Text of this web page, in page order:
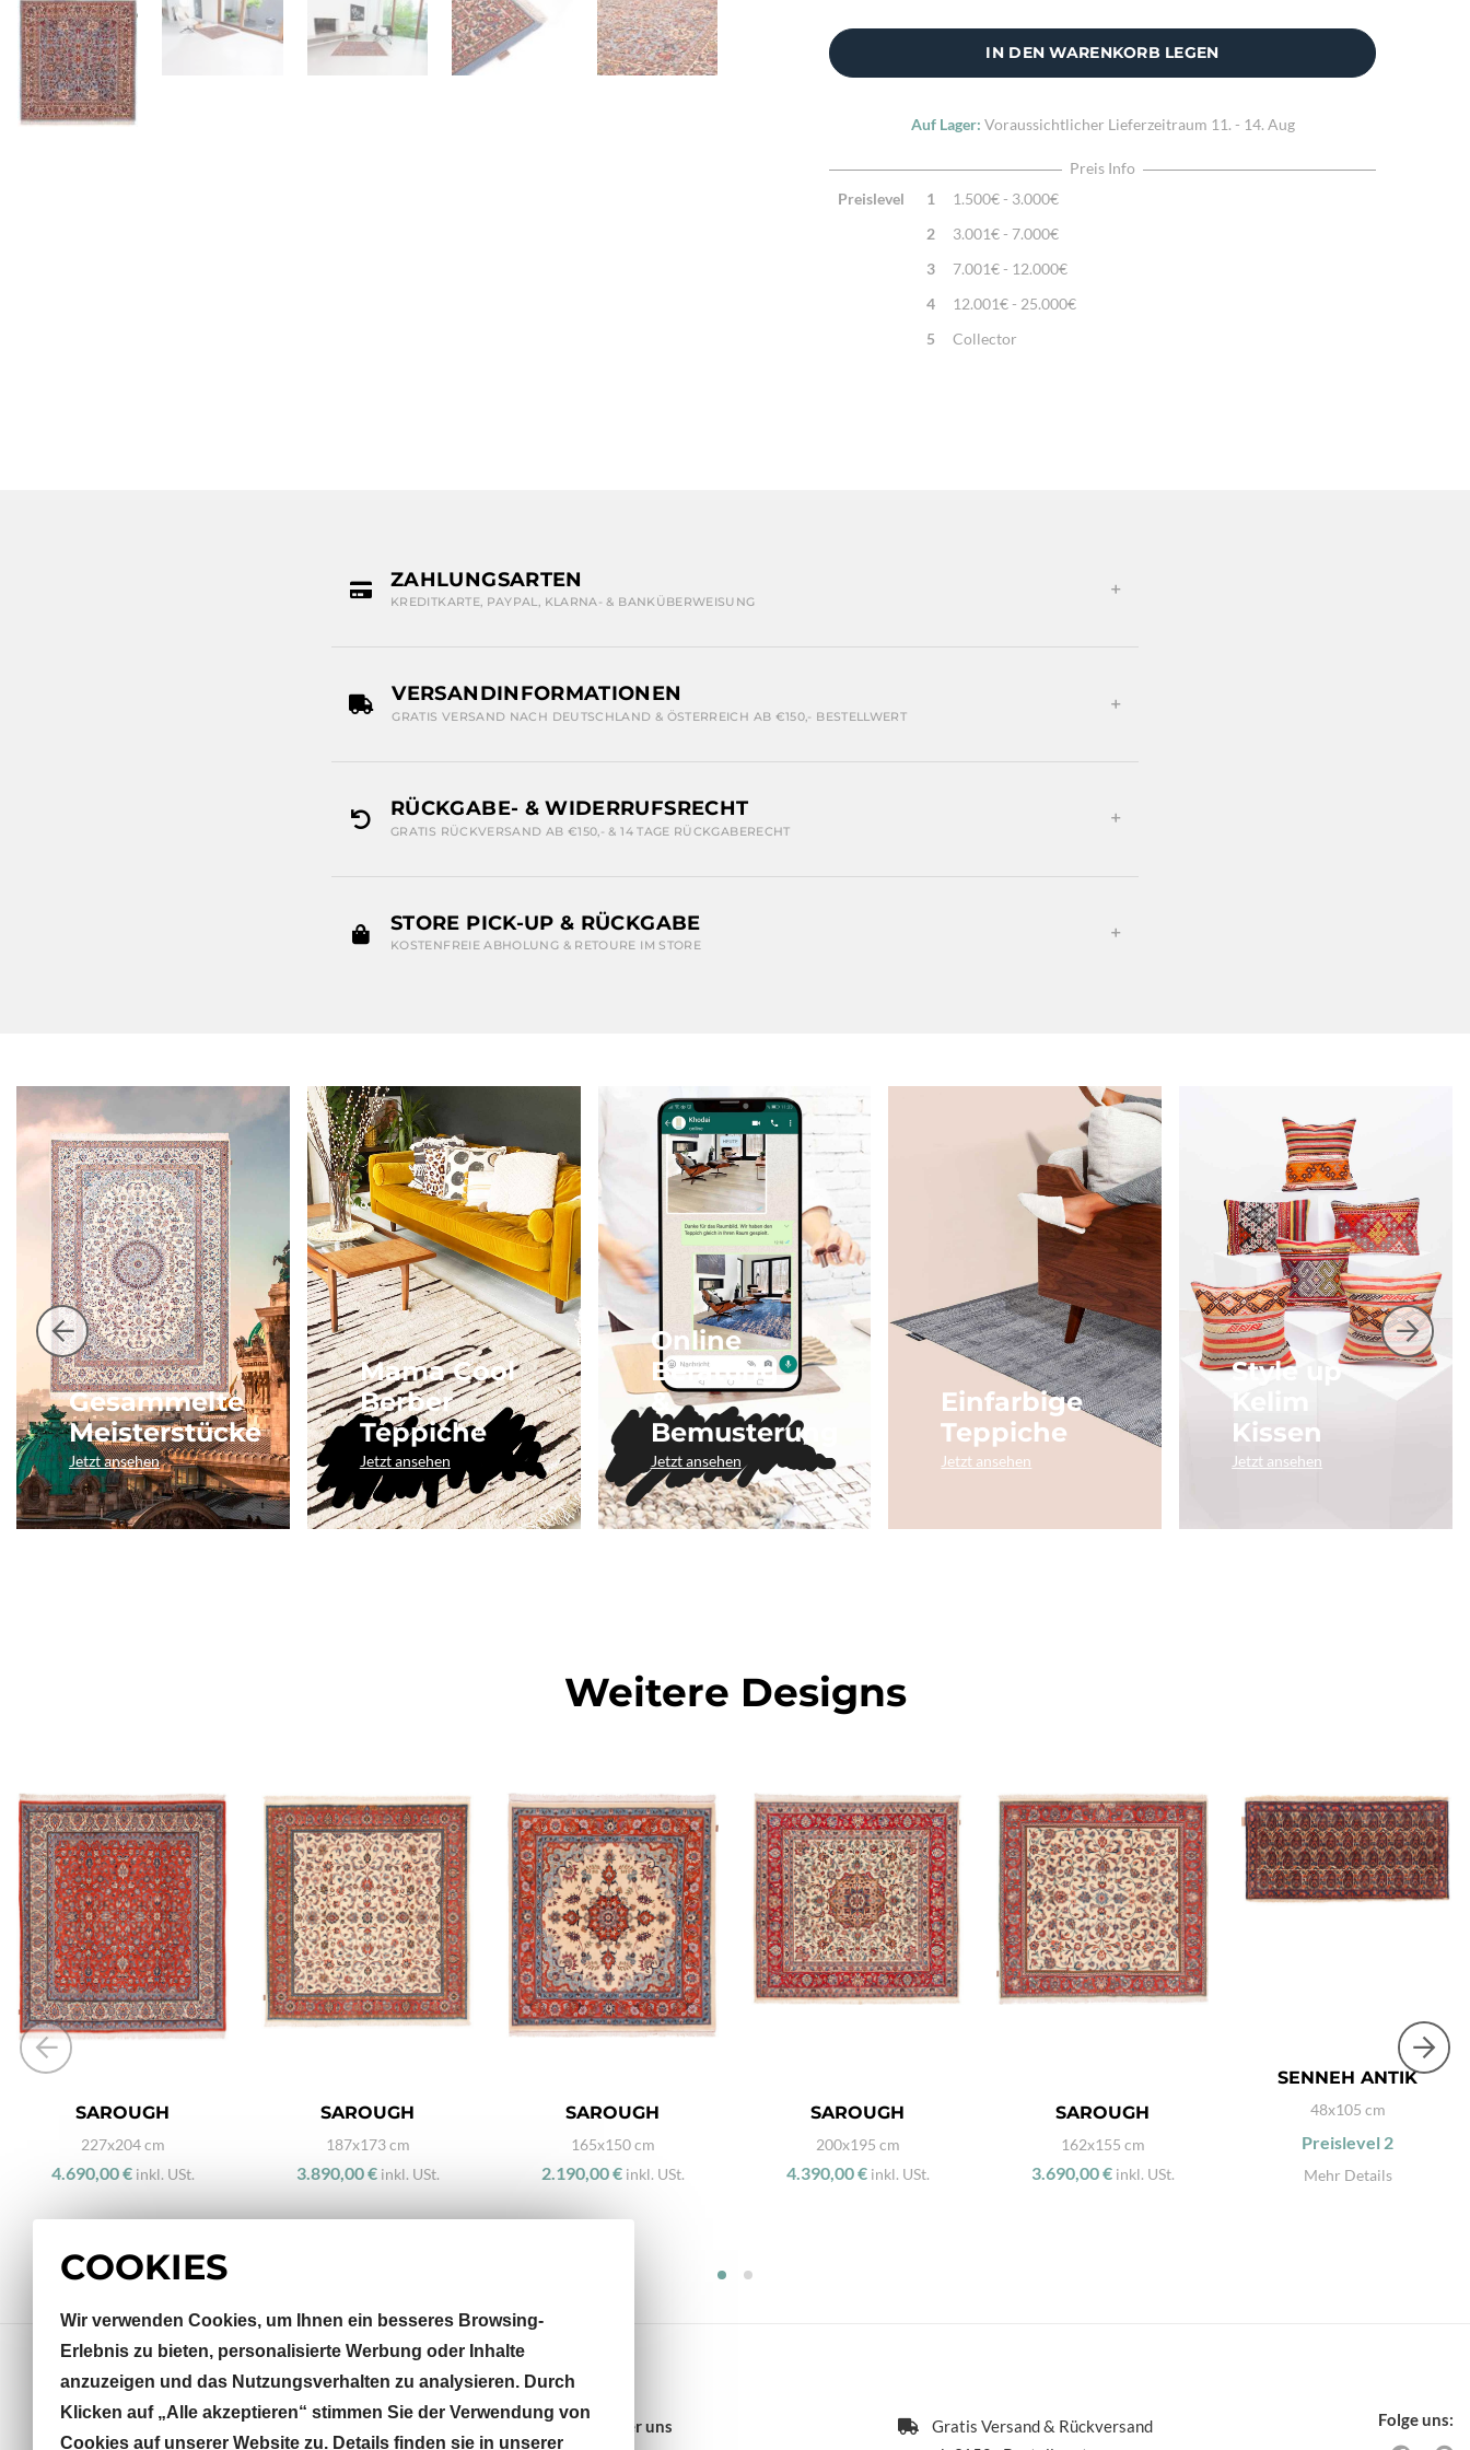
IN DEN WARENKORB LEGEN
Auf Lager: Voraussichtlicher Lieferzeitraum 11. - 14. Aug
Preis Info
Preislevel
1
1.500€ - 3.000€
2
3.001€ - 7.000€
3
7.001€ - 12.000€
4
12.001€ - 25.000€
5
Collector
ZAHLUNGSARTEN
KREDITKARTE, PAYPAL, KLARNA- & BANKÜBERWEISUNG
VERSANDINFORMATIONEN
GRATIS VERSAND NACH DEUTSCHLAND & ÖSTERREICH AB €150,- BESTELLWERT
RÜCKGABE- & WIDERRUFSRECHT
GRATIS RÜCKVERSAND AB €150,- & 14 TAGE RÜCKGABERECHT
STORE PICK-UP & RÜCKGABE
KOSTENFREIE ABHOLUNG & RETOURE IM STORE
Gesammelte
Meisterstücke
Jetzt ansehen
Mama Cool
Berber
Teppiche
Jetzt ansehen
Online
Beratung
&
Bemusterung
Jetzt ansehen
Einfarbige
Teppiche
Jetzt ansehen
Style up
Kelim
Kissen
Jetzt ansehen
Weitere Designs
SAROUGH
227x204 cm
4.690,00 € inkl. USt.
SAROUGH
187x173 cm
3.890,00 € inkl. USt.
SAROUGH
165x150 cm
2.190,00 € inkl. USt.
SAROUGH
200x195 cm
4.390,00 € inkl. USt.
SAROUGH
162x155 cm
3.690,00 € inkl. USt.
SENNEH ANTIK
48x105 cm
Preislevel 2
Mehr Details
COOKIES
Wir verwenden Cookies, um Ihnen ein besseres Browsing-
Erlebnis zu bieten, personalisierte Werbung oder Inhalte
anzuzeigen und das Nutzungsverhalten zu analysieren. Durch
Klicken auf „Alle akzeptieren“ stimmen Sie der Verwendung von
Cookies auf unserer Website zu. Details finden sie in unserer
Über uns
Gratis Versand & Rückversand
Folge uns: